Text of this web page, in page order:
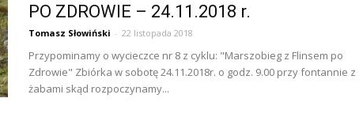
PO ZDROWIE – 24.11.2018 r.
Tomasz Słowiński - 22 listopada 2018
Przypominamy o wycieczce nr 8 z cyklu: "Marszobieg z Flinsem po
Zdrowie" Zbiórka w sobotę 24.11.2018r. o godz. 9.00 przy fontannie z
żabami skąd rozpoczynamy...